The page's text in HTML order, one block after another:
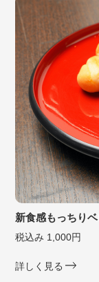
新食感もっちり
税込み 1,000円
詳しく見る